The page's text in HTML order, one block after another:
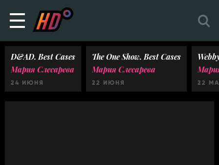
D&AD. Best Cases
Мария Слесарева
24 ИЮНЯ
The One Show. Best Cases
Мария Слесарева
22 ИЮНЯ 22